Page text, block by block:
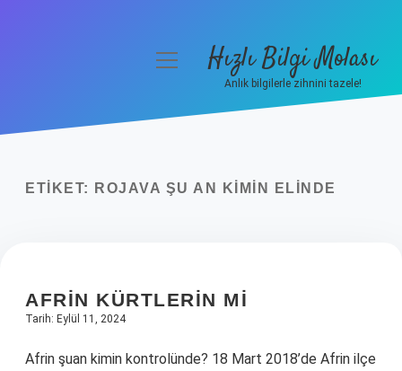
Yasal Uyarı
menüyüHızlı Bilgi Molası
Anlık bilgilerle zihnini tazele!
ETIKET: ROJAVA ŞU AN KIMIN ELINDE
AFRIN KÜRTLERIN MI
Tarih: Eylül 11, 2024
Afrin şuan kimin kontrolünde? 18 Mart 2018’de Afrin ilçe